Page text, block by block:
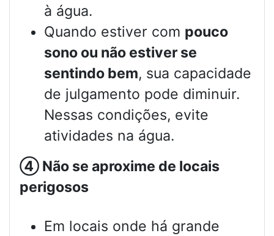
à água.
Quando estiver com pouco
sono ou não estiver se
sentindo bem, sua capacidade
de julgamento pode diminuir.
Nessas condições, evite
atividades na água.
④ Não se aproxime de locais
perigosos
Em locais onde há grande